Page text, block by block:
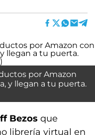
por Amazon
y llegan a tu puerta.
Bezos que
librería virtual en